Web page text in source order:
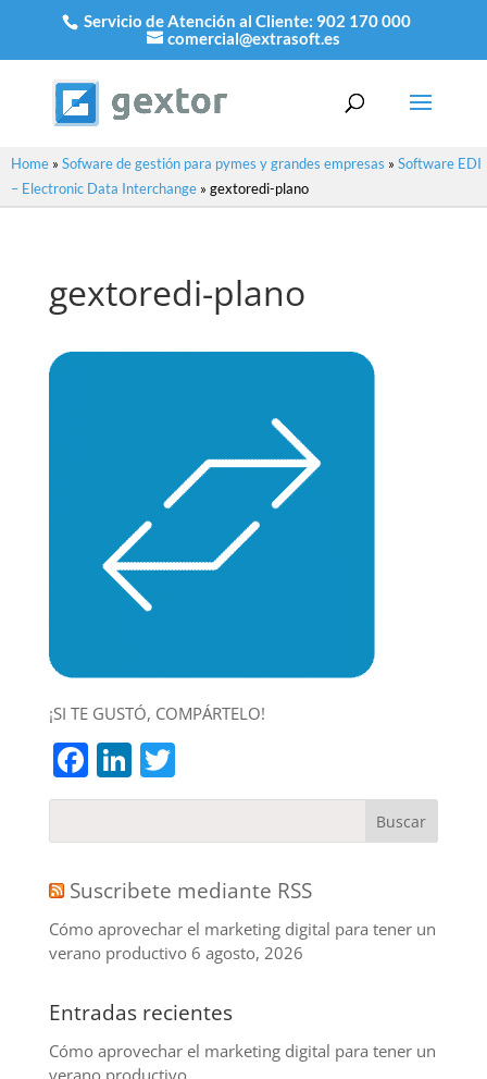
Servicio de Atención al Cliente: 902 170 000
comercial@extrasoft.es
Home » Sofware de gestión para pymes y grandes empresas » Software EDI
– Electronic Data Interchange » gextoredi-plano
gextoredi-plano
¡SI TE GUSTÓ, COMPÁRTELO!
Facebook
LinkedIn
Twitter
Suscribete mediante RSS
Cómo aprovechar el marketing digital para tener un
verano productivo 6 agosto, 2026
Entradas recientes
Cómo aprovechar el marketing digital para tener un
verano productivo